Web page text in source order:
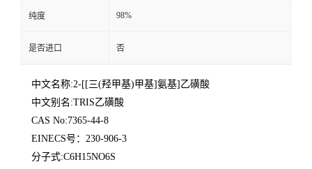
纯度 98%
是否进口 否
中文名称:2-[[三(羟甲基)甲基]氨基]乙磺酸
中文别名:TRIS乙磺酸
CAS No:7365-44-8
EINECS号：230-906-3
分子式:C6H15NO6S